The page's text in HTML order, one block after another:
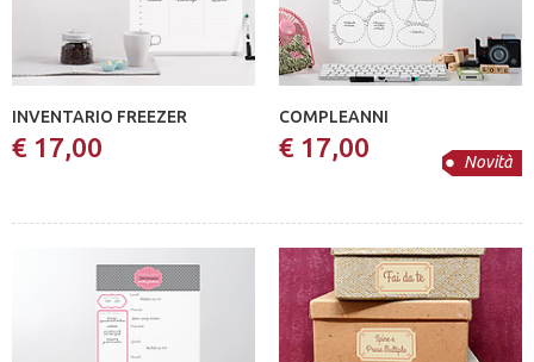
INVENTARIO FREEZER
€ 17,00 Novità
COMPLEANNI
€ 17,00